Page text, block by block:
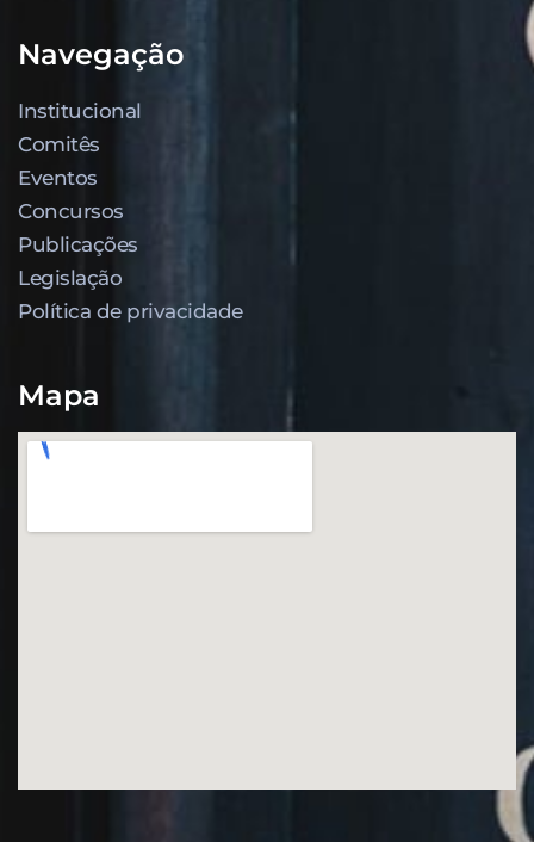
Navegação
Institucional
Comitês
Eventos
Concursos
Publicações
Legislação
Política de privacidade
Mapa